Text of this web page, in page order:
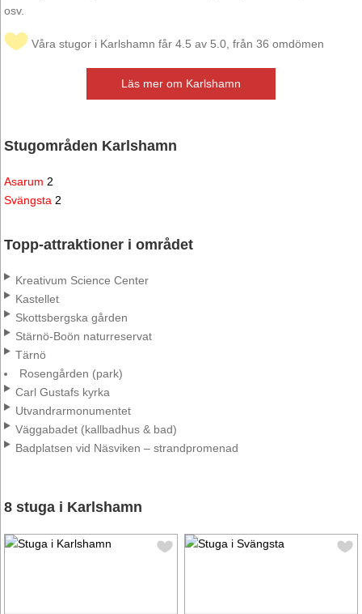
osv.
Läs mer om Karlshamn
Våra stugor i Karlshamn får 4.5 av 5.0, från 36 omdömen
Stugområden Karlshamn
Asarum 2
Svängsta 2
Topp-attraktioner i området
Kreativum Science Center
Kastellet
Skottsbergska gården
Stärnö‑Boön naturreservat
Tärnö
Rosengården (park)
Carl Gustafs kyrka
Utvandrarmonumentet
Väggabadet (kallbadhus & bad)
Badplatsen vid Näsviken – strandpromenad
8 stuga i Karlshamn